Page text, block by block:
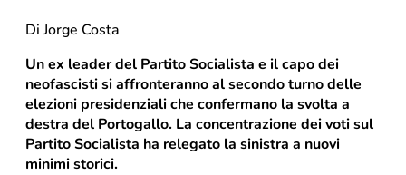
Di Jorge Costa
Un ex leader del Partito Socialista e il capo dei
neofascisti si affronteranno al secondo turno delle
elezioni presidenziali che confermano la svolta a
destra del Portogallo. La concentrazione dei voti sul
Partito Socialista ha relegato la sinistra a nuovi
minimi storici.